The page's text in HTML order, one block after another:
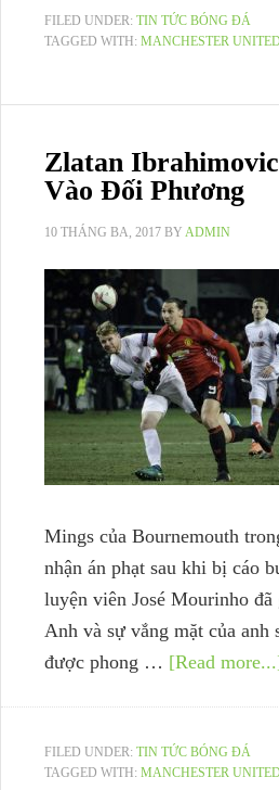
FILED UNDER: TIN TỨC BÓNG ĐÁ
TAGGED WITH: MANCHESTER
Zlatan
Vào Đối Phương
10 THÁNG BA, 2017 BY ADMIN
Mings của Bournemouth
nhận án phạt sau khi bị cáo
luyện viên José Mourinho
Anh và sự vắng mặt của
được phong … [Read
FILED UNDER: TIN TỨC BÓNG ĐÁ
TAGGED WITH: MANCHESTER